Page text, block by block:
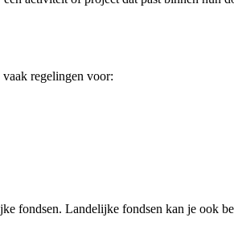
regelingen voor:
fondsen. Landelijke fondsen kan je ook